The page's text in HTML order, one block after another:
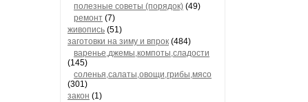
полезные советы (порядок) (49)
ремонт (7)
живопись (51)
заготовки на зиму и впрок (484)
варенье,джемы,компоты,сладости
(145)
соленья,салаты,овощи,грибы,мясо
(301)
закон (1)